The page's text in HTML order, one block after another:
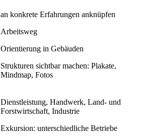
an konkrete Erfahrungen anknüpfen
Arbeitsweg
Orientierung in Gebäuden
Strukturen sichtbar machen: Plakate,
Mindmap, Fotos
Dienstleistung, Handwerk, Land- und
Forstwirtschaft, Industrie
Exkursion: unterschiedliche Betriebe